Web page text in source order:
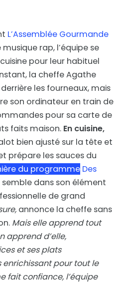
L’Assemblée Gourmande
rap, l’équipe se
pour leur habituel
la cheffe Agathe
les fourneaux, mais
son ordinateur en train de
pour sa carte de
faits maison. En cuisine,
bien ajusté sur la tête et
prépare les sauces du
du programme Des
semble dans son élément
de grand
annonce la cheffe sans
Mais elle apprend tout
apprend d’elle,
et ses plats
enrichissant pour tout le
fait confiance, l’équipe